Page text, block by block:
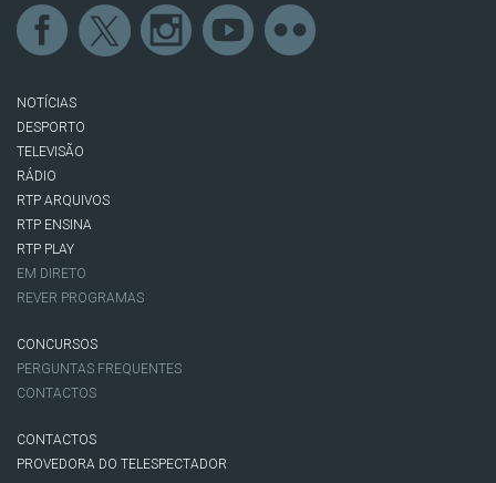
NOTÍCIAS
DESPORTO
TELEVISÃO
RÁDIO
RTP ARQUIVOS
RTP ENSINA
RTP PLAY
EM DIRETO
REVER PROGRAMAS
CONCURSOS
PERGUNTAS FREQUENTES
CONTACTOS
CONTACTOS
PROVEDORA DO TELESPECTADOR